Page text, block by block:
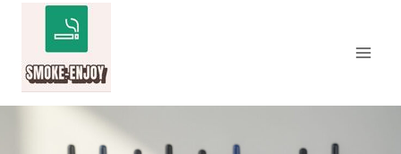
contenu